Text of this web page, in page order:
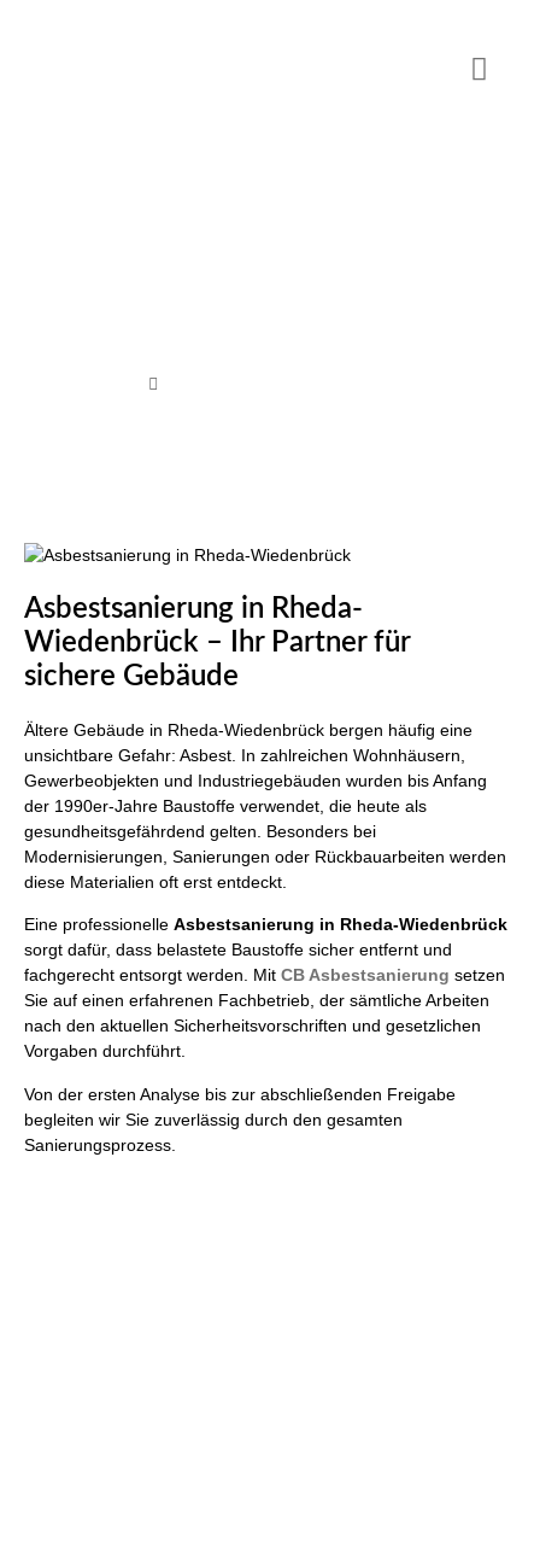
Asbestsanierung in Rheda-
Wiedenbrück – Ihr Partner für
sichere Gebäude
Ältere Gebäude in Rheda-Wiedenbrück bergen häufig eine
unsichtbare Gefahr: Asbest. In zahlreichen Wohnhäusern,
Gewerbeobjekten und Industriegebäuden wurden bis Anfang
der 1990er-Jahre Baustoffe verwendet, die heute als
gesundheitsgefährdend gelten. Besonders bei
Modernisierungen, Sanierungen oder Rückbauarbeiten werden
diese Materialien oft erst entdeckt.
Eine professionelle Asbestsanierung in Rheda-Wiedenbrück
sorgt dafür, dass belastete Baustoffe sicher entfernt und
fachgerecht entsorgt werden. Mit CB Asbestsanierung setzen
Sie auf einen erfahrenen Fachbetrieb, der sämtliche Arbeiten
nach den aktuellen Sicherheitsvorschriften und gesetzlichen
Vorgaben durchführt.
Von der ersten Analyse bis zur abschließenden Freigabe
begleiten wir Sie zuverlässig durch den gesamten
Sanierungsprozess.